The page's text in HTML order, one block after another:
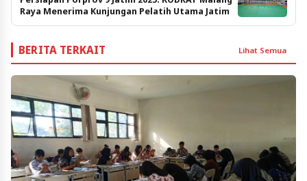
Raya Menerima Kunjungan Pelatih Utama Jatim
BERITA TERKAIT Lihat Semua